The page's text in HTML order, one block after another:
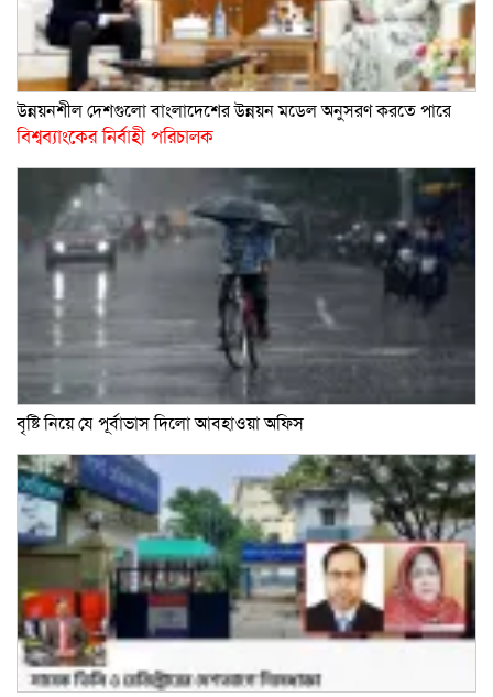
উন্নয়নশীল দেশগুলো বাংলাদেশের উন্নয়ন মডেল অনুসরণ করতে পারে
বিশ্বব্যাংকের নির্বাহী পরিচালক
বৃষ্টি নিয়ে যে পূর্বাভাস দিলো আবহাওয়া অফিস